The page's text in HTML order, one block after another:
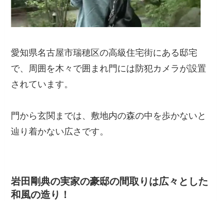
愛知県名古屋市瑞穂区の高級住宅街にある邸宅
で、周囲を木々で囲まれ門には防犯カメラが設置
されています。
門から玄関までは、敷地内の森の中を歩かないと
辿り着かない広さです。
岩田剛典の実家の豪邸の間取りは広々とした
和風の造り！